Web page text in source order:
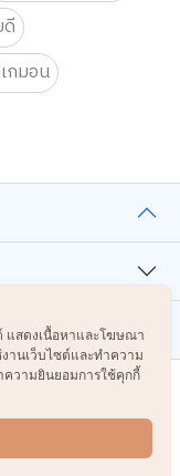
กมอน
ชั่น
แสดงเนื้อหาและโฆษณา
านเว็บไซต์และทำความ
ความยินยอมการใช้คุกกี้